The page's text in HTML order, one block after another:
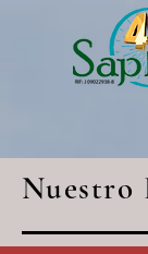
Nuestro